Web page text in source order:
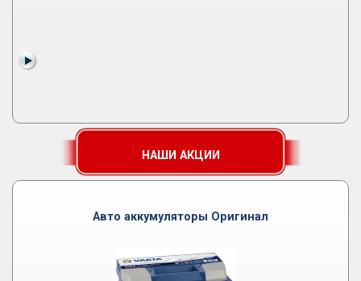
НАШИ АКЦИИ
Авто аккумуляторы Оригинал